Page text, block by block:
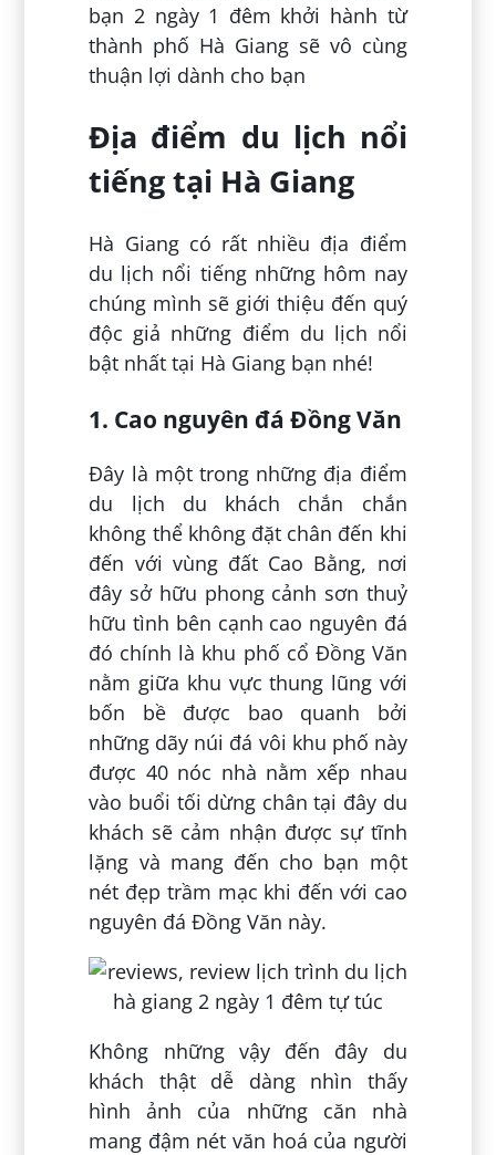
bạn 2 ngày 1 đêm khởi hành từ
thành phố Hà Giang sẽ vô cùng
thuận lợi dành cho bạn
Địa điểm du lịch nổi
tiếng tại Hà Giang
Hà Giang có rất nhiều địa điểm
du lịch nổi tiếng những hôm nay
chúng mình sẽ giới thiệu đến quý
độc giả những điểm du lịch nổi
bật nhất tại Hà Giang bạn nhé!
1. Cao nguyên đá Đồng Văn
Đây là một trong những địa điểm
du lịch du khách chắn chắn
không thể không đặt chân đến khi
đến với vùng đất Cao Bằng, nơi
đây sở hữu phong cảnh sơn thuỷ
hữu tình bên cạnh cao nguyên đá
đó chính là khu phố cổ Đồng Văn
nằm giữa khu vực thung lũng với
bốn bề được bao quanh bởi
những dãy núi đá vôi khu phố này
được 40 nóc nhà nằm xếp nhau
vào buổi tối dừng chân tại đây du
khách sẽ cảm nhận được sự tĩnh
lặng và mang đến cho bạn một
nét đẹp trầm mạc khi đến với cao
nguyên đá Đồng Văn này.
Không những vậy đến đây du
khách thật dễ dàng nhìn thấy
hình ảnh của những căn nhà
mang đậm nét văn hoá của người